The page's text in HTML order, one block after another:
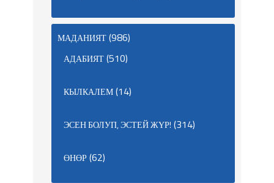
МАДАНИЯТ(986)
АДАБИЯТ(510)
КЫЛКАЛЕМ(14)
ЭСЕН БОЛУП, ЭСТЕЙ ЖҮР! (314)
ӨНӨР(62)